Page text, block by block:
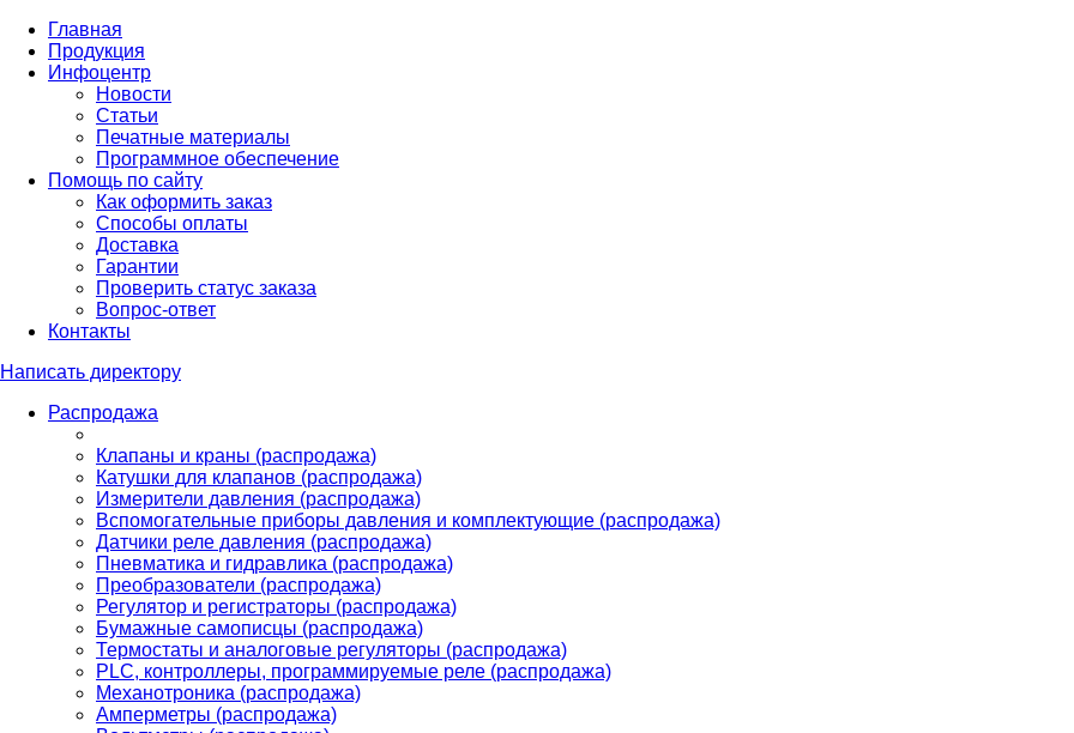
Главная
Продукция
Инфоцентр
Новости
Статьи
Печатные материалы
Программное обеспечение
Помощь по сайту
Как оформить заказ
Способы оплаты
Доставка
Гарантии
Проверить статус заказа
Вопрос-ответ
Контакты
Написать директору
Распродажа
Клапаны и краны (распродажа)
Катушки для клапанов (распродажа)
Измерители давления (распродажа)
Вспомогательные приборы давления и комплектующие (распродажа)
Датчики реле давления (распродажа)
Пневматика и гидравлика (распродажа)
Преобразователи (распродажа)
Регулятор и регистраторы (распродажа)
Бумажные самописцы (распродажа)
Термостаты и аналоговые регуляторы (распродажа)
PLС, контроллеры, программируемые реле (распродажа)
Механотроника (распродажа)
Амперметры (распродажа)